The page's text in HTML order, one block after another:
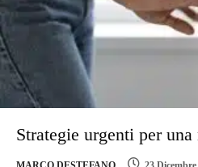
Strategie urgenti per